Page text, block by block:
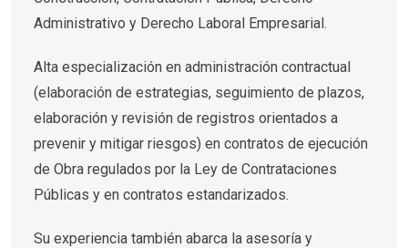
Administrativo y Derecho Laboral Empresarial.
Alta especialización en administración contractual
(elaboración de estrategias, seguimiento de plazos,
elaboración y revisión de registros orientados a
prevenir y mitigar riesgos) en contratos de ejecución
de Obra regulados por la Ley de Contrataciones
Públicas y en contratos estandarizados.
Su experiencia también abarca la asesoría y